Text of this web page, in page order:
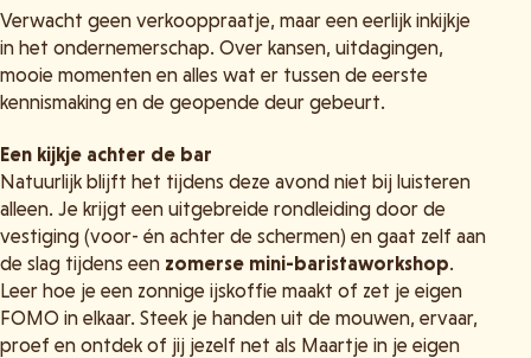
Verwacht geen verkooppraatje, maar een eerlijk inkijkje
in het ondernemerschap. Over kansen, uitdagingen,
mooie momenten en alles wat er tussen de eerste
kennismaking en de geopende deur gebeurt.
Een kijkje achter de bar
Natuurlijk blijft het tijdens deze avond niet bij luisteren
alleen. Je krijgt een uitgebreide rondleiding door de
vestiging (voor- én achter de schermen) en gaat zelf aan
de slag tijdens een zomerse mini-baristaworkshop.
Leer hoe je een zonnige ijskoffie maakt of zet je eigen
FOMO in elkaar. Steek je handen uit de mouwen, ervaar,
proef en ontdek of jij jezelf net als Maartje in je eigen